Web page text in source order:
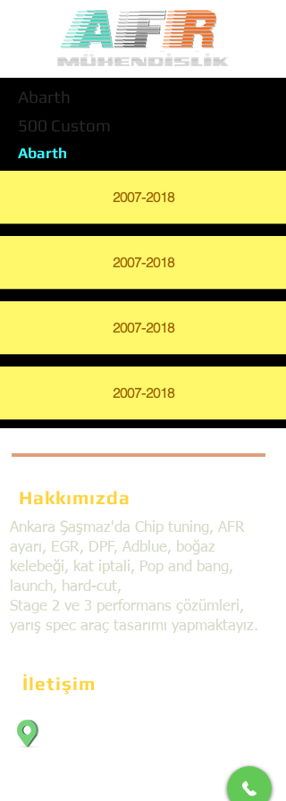
Abarth
500 Custom
Abarth
2007-2018
2007-2018
2007-2018
2007-2018
Hakkımızda
Ankara Şaşmaz'da Chip tuning, AFR
ayarı, EGR, DPF, Adblue, boğaz
kelebeği, kat iptali, Pop and bang,
launch, hard-cut,
Stage 2 ve 3 performans çözümleri,
yarış spec araç tasarımı yapmaktayız.
İletişim